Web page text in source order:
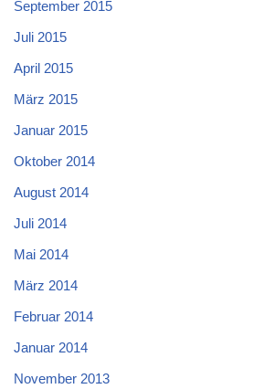
September 2015
Juli 2015
April 2015
März 2015
Januar 2015
Oktober 2014
August 2014
Juli 2014
Mai 2014
März 2014
Februar 2014
Januar 2014
November 2013